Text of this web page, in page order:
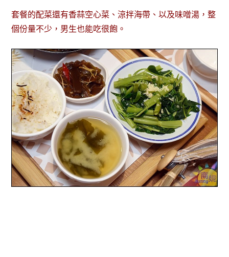
套餐的配菜還有香蒜空心菜、涼拌海帶、以及味噌湯，整
個份量不少，男生也能吃很飽。